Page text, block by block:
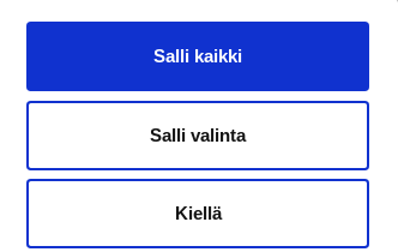
Salli kaikki
Salli valinta
Kiellä